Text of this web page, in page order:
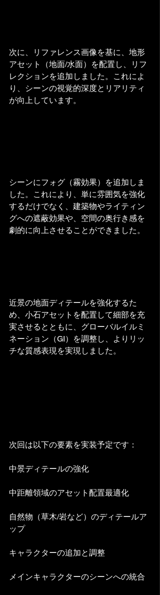
次に、リファレンス画像を基に、地形
アセット（地面/水面）を配置し、リフ
レクションを追加しました。これによ
り、シーンの視覚的深度とリアリティ
が向上しています。
シーンにフォグ（霧効果）を追加しま
した。これにより、単に雰囲気を強化
するだけでなく、建築物やライティン
グへの遮蔽効果や、空間の奥行き感を
劇的に向上させることができました。
近景の地面ディテールを強化するた
め、小石アセットを配置して細部を充
実させるとともに、グローバルイルミ
ネーション（GI）を調整し、よりリッ
チな質感表現を実現しました。
次回は以下の要素を実装予定です：
中景ディテールの強化
中距離領域のアセット配置最適化
自然物（草木/岩など）のディテールア
ップ
キャラクターの追加と調整
メインキャラクターのシーンへの統合